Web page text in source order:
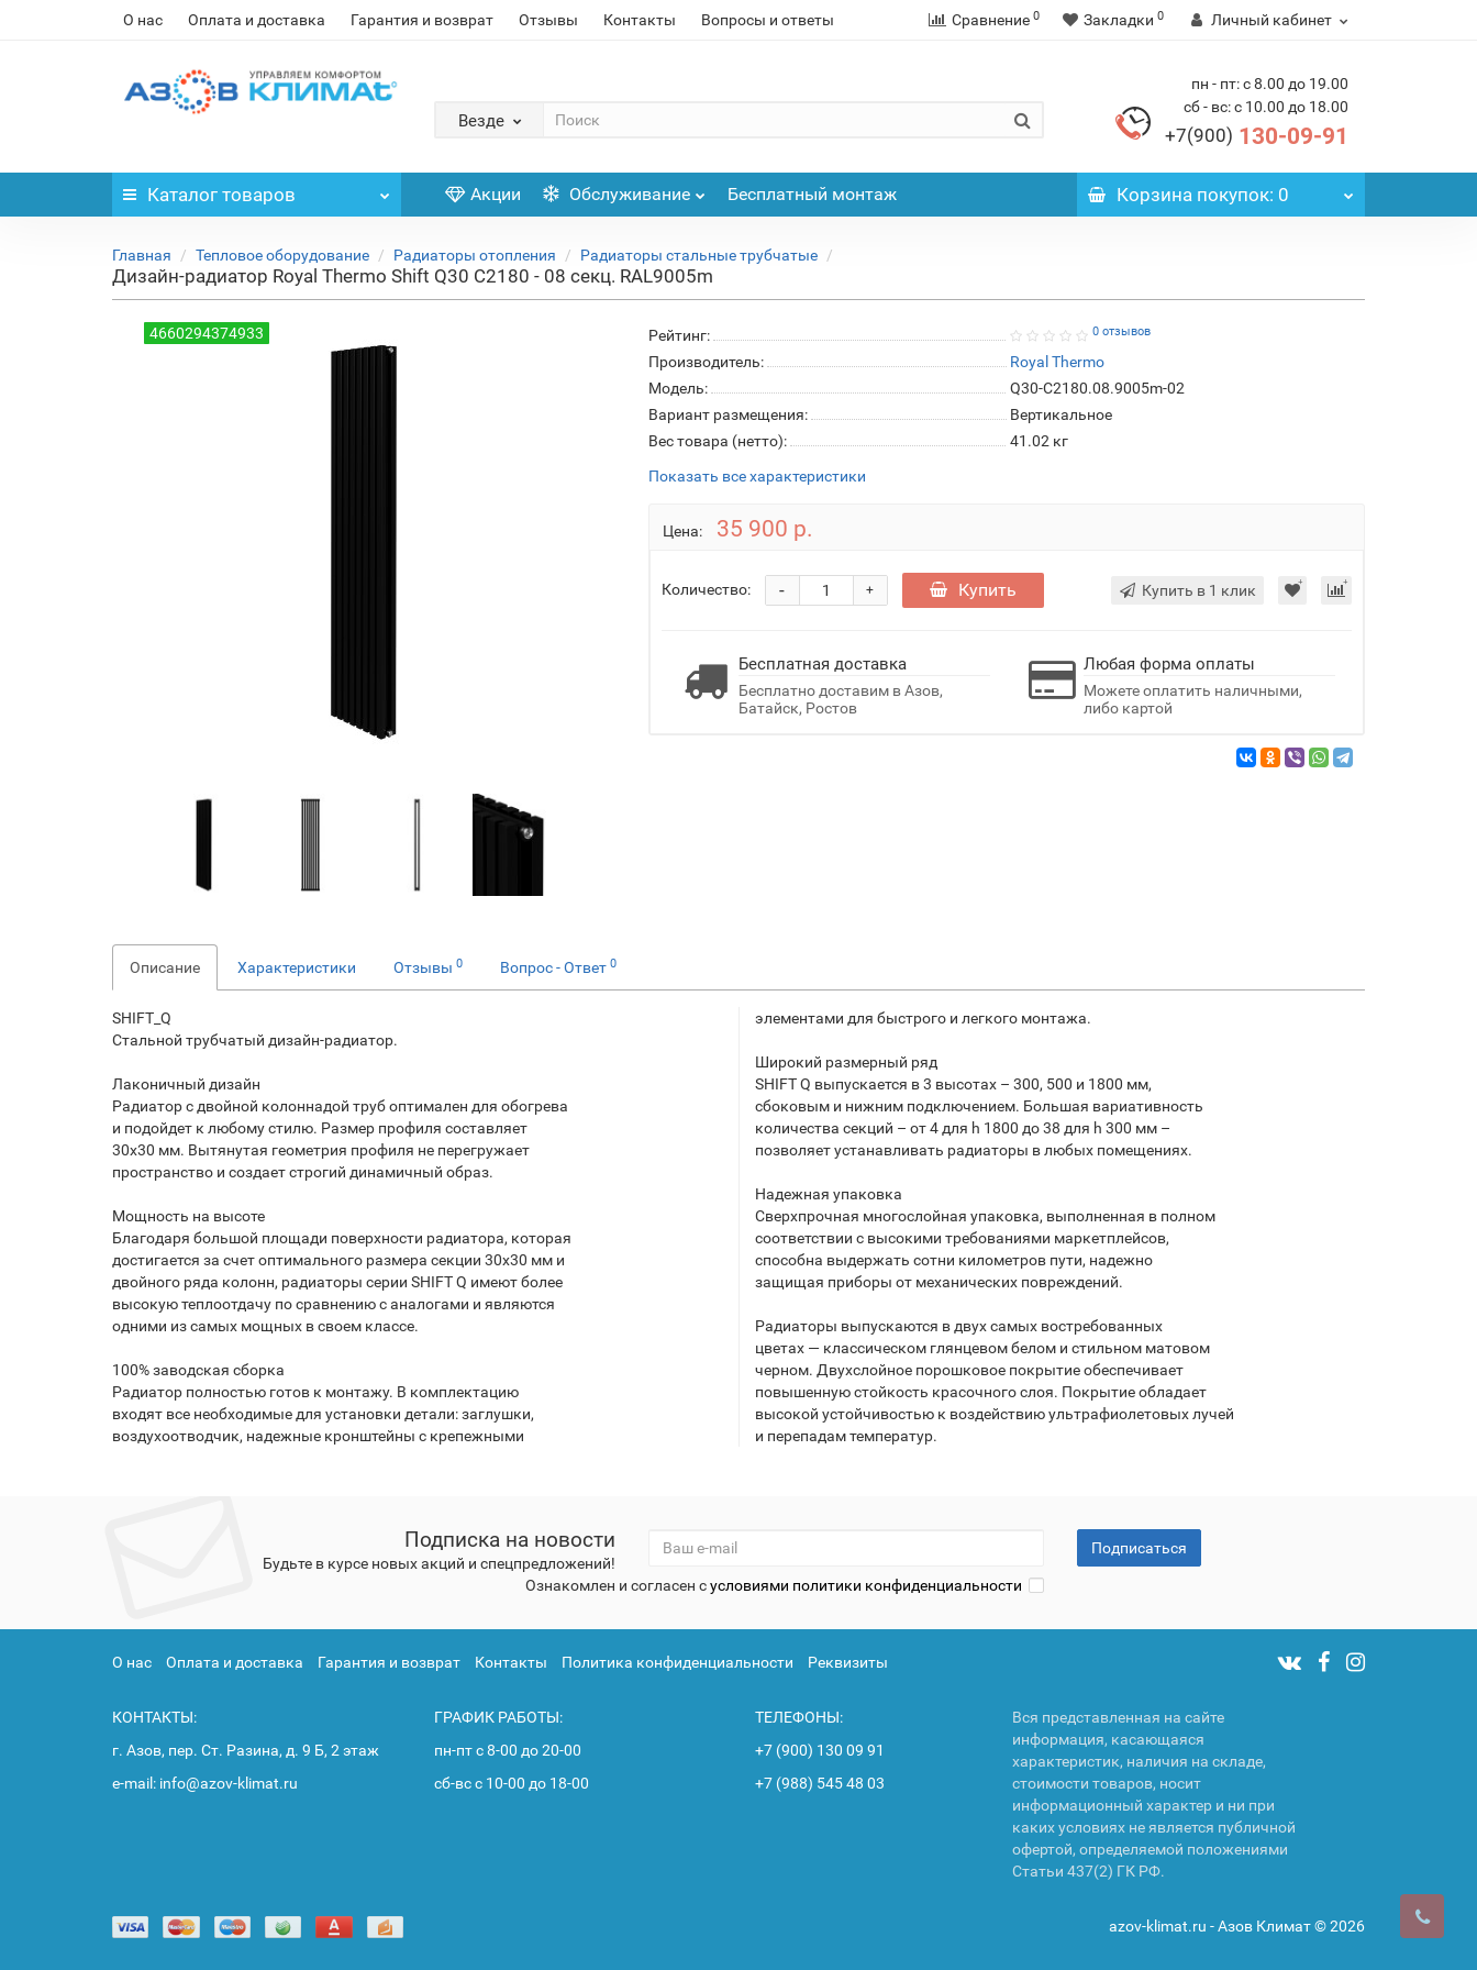
О нас Оплата и доставка Гарантия и возврат Отзывы Контакты Вопросы и ответы Сравнение 0 Закладки 0 Личный кабинет
Везде
пн - пт: с 8.00 до 19.00
сб - вс: с 10.00 до 18.00
+7(900) 130-09-91
Каталог товаров Акции Обслуживание Бесплатный монтаж Корзинапокупок: 0
Главная Тепловое оборудование Радиаторы отопления Радиаторы стальные трубчатые
Дизайн-радиатор Royal Thermo Shift Q30 C2180 - 08 секц. RAL9005m
4660294374933 Рейтинг: 0 отзывов
Производитель:
Royal Thermo
Модель:
Q30-C2180.08.9005m-02
Вариант размещения:
Вертикальное
Вес товара (нетто):
41.02 кг
Показать все характеристики
Цена: 35 900 р.
Количество: +
- Купить Купить в 1 клик
Бесплатная доставка
Бесплатно доставим в Азов,
Батайск, Ростов
Любая форма оплаты
Можете оплатить наличными,
либо картой
Описание Характеристики Отзывы 0 Вопрос - Ответ 0
SHIFT_Q
Стальной трубчатый дизайн-радиатор.
Лаконичный дизайн
Радиатор с двойной колоннадой труб оптимален для обогрева
и подойдет к любому стилю. Размер профиля составляет
30х30 мм. Вытянутая геометрия профиля не перегружает
пространство и создает строгий динамичный образ.
Мощность на высоте
Благодаря большой площади поверхности радиатора, которая
достигается за счет оптимального размера секции 30х30 мм и
двойного ряда колонн, радиаторы серии SHIFT Q имеют более
высокую теплоотдачу по сравнению с аналогами и являются
одними из самых мощных в своем классе.
100% заводская сборка
Радиатор полностью готов к монтажу. В комплектацию
входят все необходимые для установки детали: заглушки,
воздухоотводчик, надежные кронштейны с крепежными
элементами для быстрого и легкого монтажа.
Широкий размерный ряд
SHIFT Q выпускается в 3 высотах – 300, 500 и 1800 мм,
сбоковым и нижним подключением. Большая вариативность
количества секций – от 4 для h 1800 до 38 для h 300 мм –
позволяет устанавливать радиаторы в любых помещениях.
Надежная упаковка
Сверхпрочная многослойная упаковка, выполненная в полном
соответствии с высокими требованиями маркетплейсов,
способна выдержать сотни километров пути, надежно
защищая приборы от механических повреждений.
Радиаторы выпускаются в двух самых востребованных
цветах — классическом глянцевом белом и стильном матовом
черном. Двухслойное порошковое покрытие обеспечивает
повышенную стойкость красочного слоя. Покрытие обладает
высокой устойчивостью к воздействию ультрафиолетовых лучей
и перепадам температур.
Подписка на новости
Будьте в курсе новых акций и спецпредложений!
Подписаться
Ознакомлен и согласен сусловиями политики конфиденциальности
О нас Оплата и доставка Гарантия и возврат Контакты Политика конфиденциальности Реквизиты
КОНТАКТЫ:
г. Азов, пер. Ст. Разина, д. 9 Б, 2 этаж
e-mail: info@azov-klimat.ru
ГРАФИК РАБОТЫ:
пн-пт с 8-00 до 20-00
сб-вс с 10-00 до 18-00
ТЕЛЕФОНЫ:
+7 (900) 130 09 91
+7 (988) 545 48 03
Вся представленная на сайте
информация, касающаяся
характеристик, наличия на складе,
стоимости товаров, носит
информационный характер и ни при
каких условиях не является публичной
офертой, определяемой положениями
Статьи 437(2) ГК РФ.
azov-klimat.ru - Азов Климат © 2026